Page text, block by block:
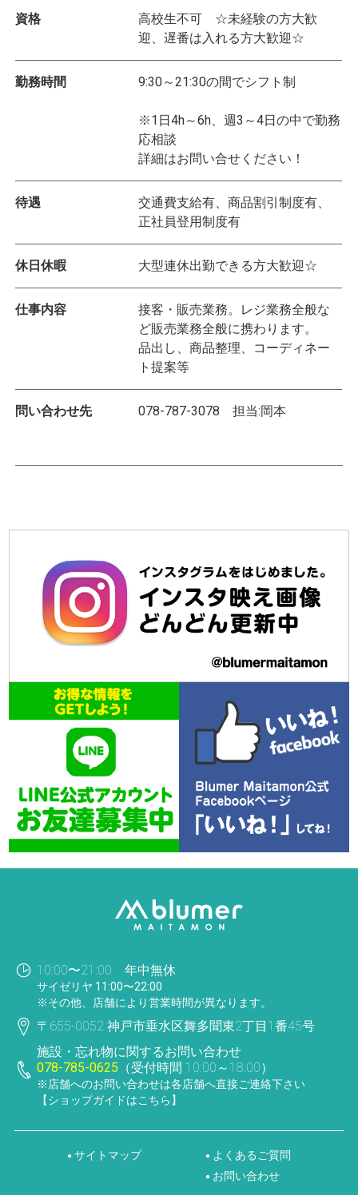
資格
高校生不可 ☆未経験の方大歓
迎、遅番は入れる方大歓迎☆
勤務時間 9:30～21:30の間でシフト制
※1日4h～6h、週3～4日の中で勤務
応相談
詳細はお問い合せください！
待遇
交通費支給有、商品割引制度有、
正社員登用制度有
休日休暇 大型連休出勤できる方大歓迎☆
仕事内容
接客・販売業務。レジ業務全般な
ど販売業務全般に携わります。
品出し、商品整理、コーディネー
ト提案等
問い合わせ先 078-787-3078 担当:岡本
10:00〜21:00 年中無休
サイゼリヤ 11:00〜22:00
※その他、店舗により営業時間が異なります。
〒655-0052 神戸市垂水区舞多聞東2丁目1番45号
施設・忘れ物に関するお問い合わせ
078-785-0625 （受付時間 10:00～18:00）
※店舗へのお問い合わせは各店舗へ直接ご連絡下さい
【ショップガイドはこちら】
● サイトマップ ● よくあるご質問
● お問い合わせ